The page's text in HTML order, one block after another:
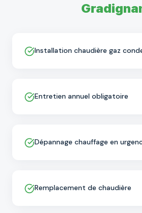
Installation chaudière gaz
Entretien annuel obligatoire
Dépannage chauffage en
Remplacement de chaudière